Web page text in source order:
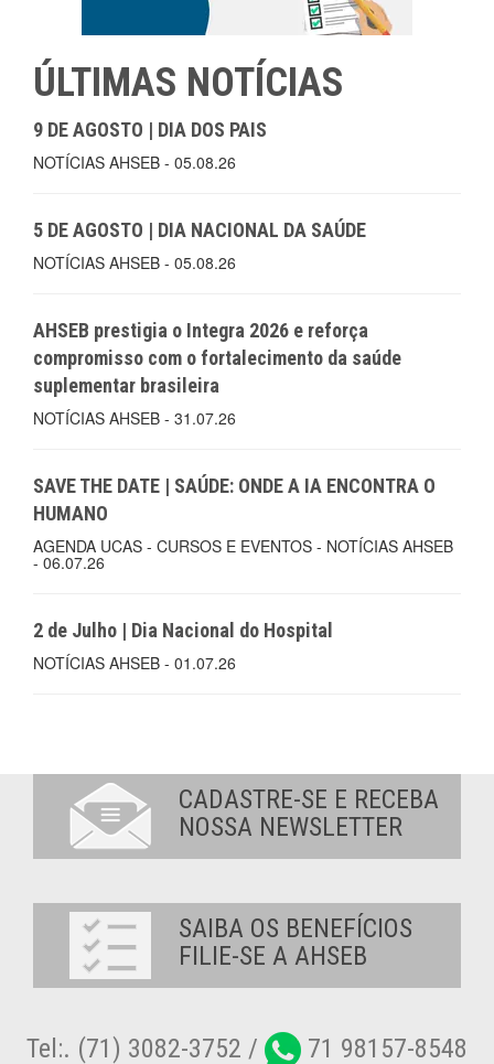
ÚLTIMAS NOTÍCIAS
9 DE AGOSTO | DIA DOS PAIS
NOTÍCIAS AHSEB - 05.08.26
5 DE AGOSTO | DIA NACIONAL DA SAÚDE
NOTÍCIAS AHSEB - 05.08.26
AHSEB prestigia o Integra 2026 e reforça
compromisso com o fortalecimento da saúde
suplementar brasileira
NOTÍCIAS AHSEB - 31.07.26
SAVE THE DATE | SAÚDE: ONDE A IA ENCONTRA O
HUMANO
AGENDA UCAS - CURSOS E EVENTOS - NOTÍCIAS AHSEB
- 06.07.26
2 de Julho | Dia Nacional do Hospital
NOTÍCIAS AHSEB - 01.07.26
CADASTRE-SE E RECEBA
NOSSA NEWSLETTER
SAIBA OS BENEFÍCIOS
FILIE-SE A AHSEB
Tel:. (71) 3082-3752 / 71 98157-8548